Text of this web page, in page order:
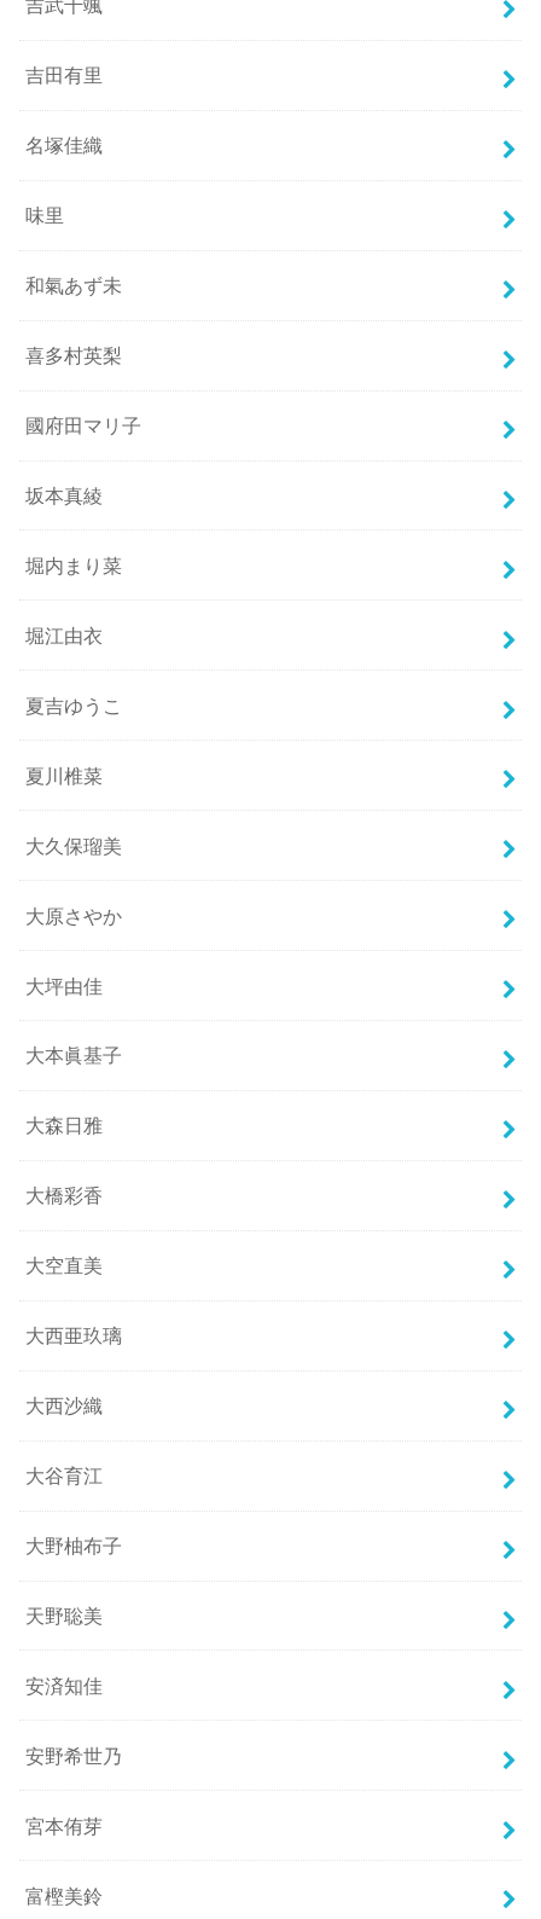
吉武千颯
吉田有里
名塚佳織
味里
和氣あず未
喜多村英梨
國府田マリ子
坂本真綾
堀内まり菜
堀江由衣
夏吉ゆうこ
夏川椎菜
大久保瑠美
大原さやか
大坪由佳
大本眞基子
大森日雅
大橋彩香
大空直美
大西亜玖璃
大西沙織
大谷育江
大野柚布子
天野聡美
安済知佳
安野希世乃
宮本侑芽
富樫美鈴